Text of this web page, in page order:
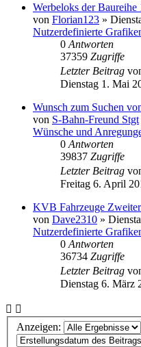
Werbeloks der Baureihe
von Florian123 »
Nutzerdefinierte
0 Antworten
37359 Zugriffe
Letzter Beitrag
Dienstag 1. Mai
Wunsch zum Suchen
von S-Bahn-Freund Stgt
Wünsche und
0 Antworten
39837 Zugriffe
Letzter Beitrag
Freitag 6. April
KVB Fahrzeuge
von Dave2310 »
Nutzerdefinierte
0 Antworten
36734 Zugriffe
Letzter Beitrag
Dienstag 6. März
Anzeigen: